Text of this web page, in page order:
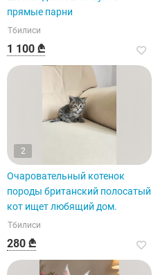
прямые парни
Тбилиси
1 100 ₾
2
Очаровательный котенок
породы британский полосатый
кот ищет любящий дом.
Тбилиси
280 ₾